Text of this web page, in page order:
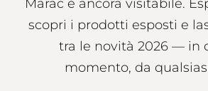
Marac è ancora visitabile.
scopri i prodotti esposti e
tra le novità 2026 — in
momento, da